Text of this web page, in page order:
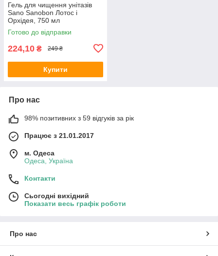
Гель для чищення унітазів
Sano Sanobon Лотос і
Орхідея, 750 мл
Готово до відправки
224,10 ₴ 249 ₴
Купити
Про нас
98% позитивних з 59 відгуків за рік
Працює з 21.01.2017
м. Одеса
Одеса, Україна
Контакти
Сьогодні вихідний
Показати весь графік роботи
Про нас